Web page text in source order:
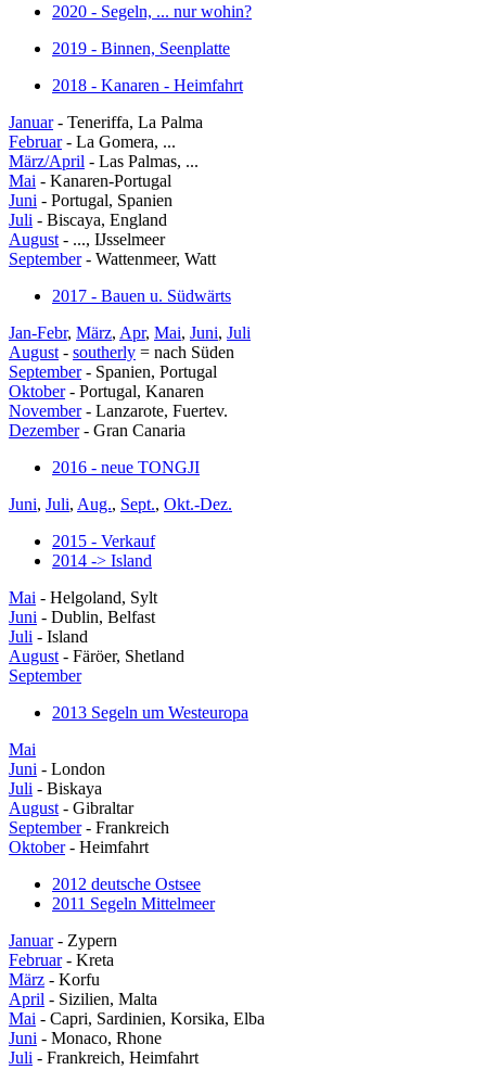
2020 - Segeln, ... nur wohin?
2019 - Binnen, Seenplatte
2018 - Kanaren - Heimfahrt
Januar- Teneriffa, La Palma
Februar- La Gomera, ...
März/April - Las Palmas, ...
Mai - Kanaren-Portugal
Juni - Portugal, Spanien
Juli - Biscaya, England
August - ..., IJsselmeer
September- Wattenmeer, Watt
2017 - Bauen u. Südwärts
Jan-Febr, März, Apr, Mai, Juni, Juli
August - southerly = nach Süden
September- Spanien, Portugal
Oktober- Portugal, Kanaren
November- Lanzarote, Fuertev.
Dezember- Gran Canaria
2016 - neue TONGJI
Juni, Juli, Aug., Sept., Okt.-Dez.
2015 - Verkauf
2014 -> Island
Mai - Helgoland, Sylt
Juni - Dublin, Belfast
Juli - Island
August - Färöer, Shetland
September
2013 Segeln um Westeuropa
Mai
Juni - London
Juli - Biskaya
August - Gibraltar
September- Frankreich
Oktober- Heimfahrt
2012 deutsche Ostsee
2011 Segeln Mittelmeer
Januar- Zypern
Februar- Kreta
März - Korfu
April - Sizilien, Malta
Mai - Capri, Sardinien, Korsika, Elba
Juni - Monaco, Rhone
Juli - Frankreich, Heimfahrt